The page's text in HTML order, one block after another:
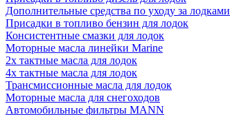
Дополнительные средства по уходу за лодками
Присадки в топливо бензин для лодок
Консистентные смазки для лодок
Моторные масла линейки Marine
2х тактные масла для лодок
4х тактные масла для лодок
Трансмиссионные масла для лодок
Моторные масла для снегоходов
Автомобильные фильтры MANN